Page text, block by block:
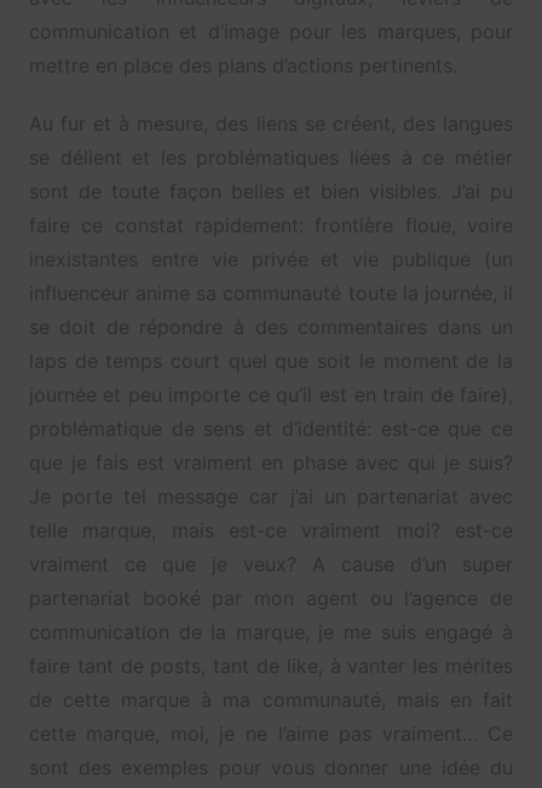
communication et d’image pour les marques, pour
mettre en place des plans d’actions pertinents.
Au fur et à mesure, des liens se créent, des langues
se délient et les problématiques liées à ce métier
sont de toute façon belles et bien visibles. J’ai pu
faire ce constat rapidement: frontière floue, voire
inexistantes entre vie privée et vie publique (un
influenceur anime sa communauté toute la journée, il
se doit de répondre à des commentaires dans un
laps de temps court quel que soit le moment de la
journée et peu importe ce qu’il est en train de faire),
problématique de sens et d’identité: est-ce que ce
que je fais est vraiment en phase avec qui je suis?
Je porte tel message car j’ai un partenariat avec
telle marque, mais est-ce vraiment moi? est-ce
vraiment ce que je veux? A cause d’un super
partenariat booké par mon agent ou l’agence de
communication de la marque, je me suis engagé à
faire tant de posts, tant de like, à vanter les mérites
de cette marque à ma communauté, mais en fait
cette marque, moi, je ne l’aime pas vraiment… Ce
sont des exemples pour vous donner une idée du